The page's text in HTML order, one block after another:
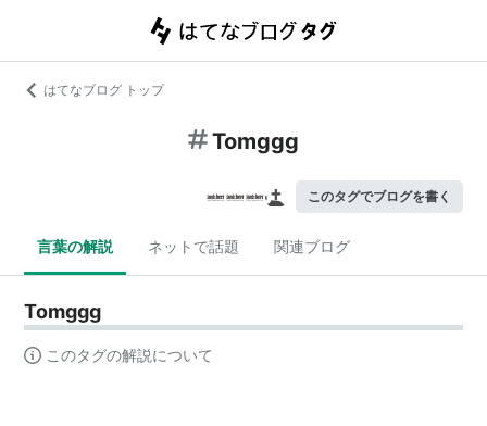
はてなブログ トップ
Tomggg
このタグでブログを書く
言葉の解説 ネットで話題 関連ブログ
Tomggg
このタグの解説について